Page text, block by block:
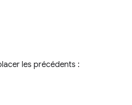
les précédents :